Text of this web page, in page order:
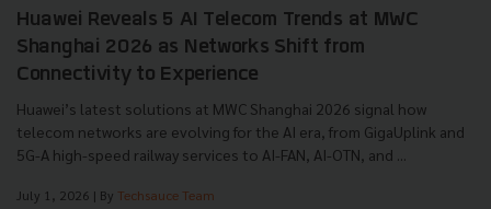
Huawei Reveals 5 AI Telecom Trends at MWC
Shanghai 2026 as Networks Shift from
Connectivity to Experience
Huawei’s latest solutions at MWC Shanghai 2026 signal how
telecom networks are evolving for the AI era, from GigaUplink and
5G-A high-speed railway services to AI-FAN, AI-OTN, and ...
July 1, 2026 | By Techsauce Team